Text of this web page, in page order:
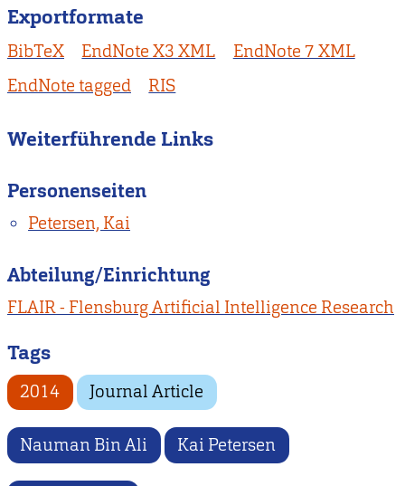
Exportformate
BibTeX EndNote X3 XML
EndNote 7 XML
EndNote tagged
RIS
Weiterführende Links
Personenseiten
Petersen, Kai
Abteilung/Einrichtung
FLAIR - Flensburg Artificial Intelligence Research
Tags
2014 Journal Article
Nauman Bin Ali Kai Petersen